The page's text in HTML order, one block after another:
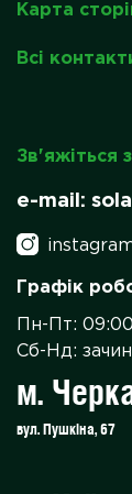
Карта
Всі
Зв'яжіться
e-mail:
Графік
Пн-Пт:
Сб-Нд:
м.
вул. Пушкіна, 67